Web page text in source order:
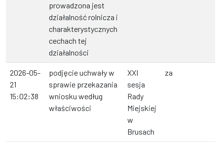
prowadzona jest
działalność rolnicza i
charakterystycznych
cechach tej
działalności
2026-05-
21
15:02:38
podjęcie uchwały w
sprawie przekazania
wniosku według
właściwości
XXI
sesja
Rady
Miejskiej
w
Brusach
za